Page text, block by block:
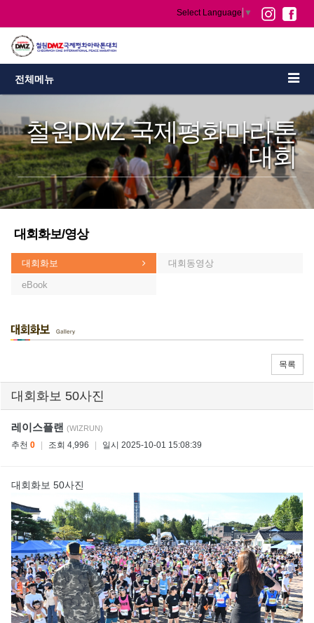
Select Language ▼
전체메뉴
철원DMZ 국제평화마라톤
대회
대회화보/영상
대회화보 대회동영상
eBook
목록
대회화보 50사진
레이스플랜 (WIZRUN)
추천 0 조회 4,996 일시 2025-10-01 15:08:39
대회화보 50사진